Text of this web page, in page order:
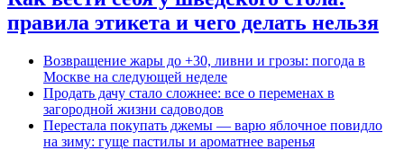
правила этикета и чего делать нельзя
Возвращение жары до +30, ливни и грозы: погода в
Москве на следующей неделе
Продать дачу стало сложнее: все о переменах в
загородной жизни садоводов
Перестала покупать джемы — варю яблочное повидло
на зиму: гуще пастилы и ароматнее варенья